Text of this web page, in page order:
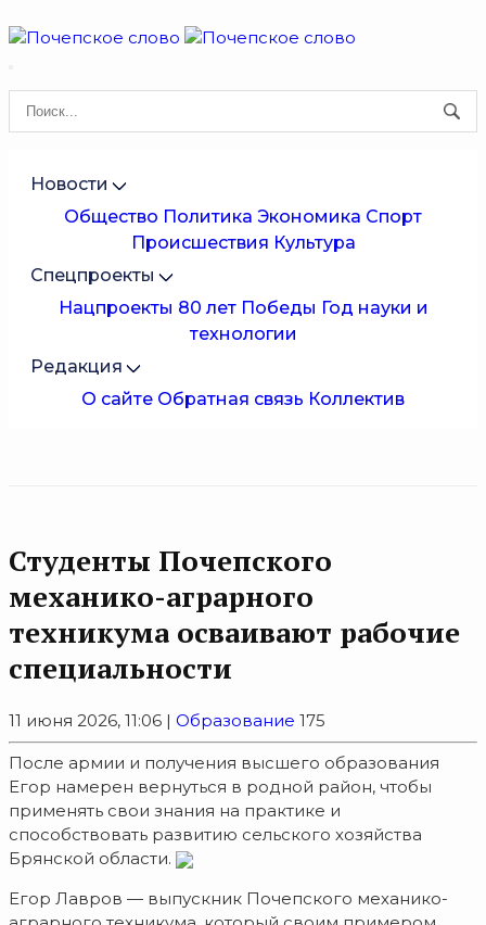
Новости
Общество Политика Экономика Спорт
Происшествия Культура
Спецпроекты
Нацпроекты 80 лет Победы Год науки и
технологии
Редакция
О сайте Обратная связь Коллектив
Студенты Почепского
механико-аграрного
техникума осваивают рабочие
специальности
11 июня 2026, 11:06 | Образование 175
После армии и получения высшего образования
Егор намерен вернуться в родной район, чтобы
применять свои знания на практике и
способствовать развитию сельского хозяйства
Брянской области.
Егор Лавров — выпускник Почепского механико-